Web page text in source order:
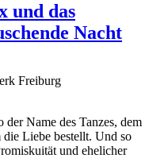
und das
Nacht
Freiburg
Name des Tanzes, dem
Liebe bestellt. Und so
und ehelicher